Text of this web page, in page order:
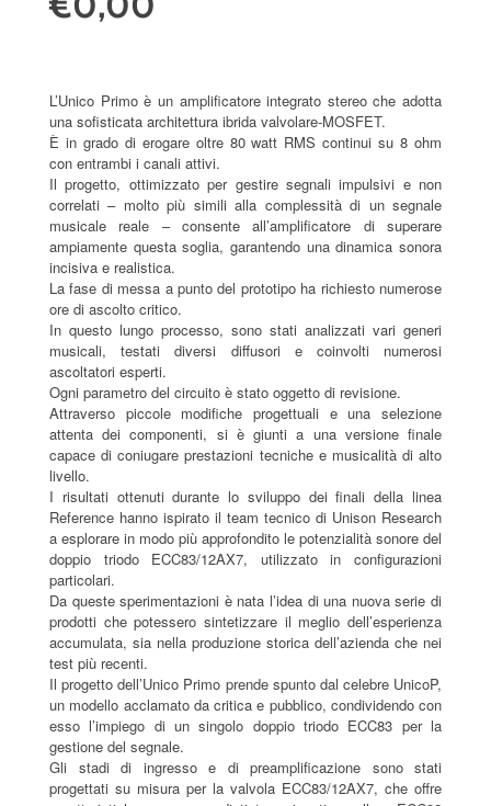
L’Unico Primo è un amplificatore integrato stereo che adotta
una sofisticata architettura ibrida valvolare-MOSFET.
È in grado di erogare oltre 80 watt RMS continui su 8 ohm
con entrambi i canali attivi.
Il progetto, ottimizzato per gestire segnali impulsivi e non
correlati – molto più simili alla complessità di un segnale
musicale reale – consente all’amplificatore di superare
ampiamente questa soglia, garantendo una dinamica sonora
incisiva e realistica.
La fase di messa a punto del prototipo ha richiesto numerose
ore di ascolto critico.
In questo lungo processo, sono stati analizzati vari generi
musicali, testati diversi diffusori e coinvolti numerosi
ascoltatori esperti.
Ogni parametro del circuito è stato oggetto di revisione.
Attraverso piccole modifiche progettuali e una selezione
attenta dei componenti, si è giunti a una versione finale
capace di coniugare prestazioni tecniche e musicalità di alto
livello.
I risultati ottenuti durante lo sviluppo dei finali della linea
Reference hanno ispirato il team tecnico di Unison Research
a esplorare in modo più approfondito le potenzialità sonore del
doppio triodo ECC83/12AX7, utilizzato in configurazioni
particolari.
Da queste sperimentazioni è nata l’idea di una nuova serie di
prodotti che potessero sintetizzare il meglio dell’esperienza
accumulata, sia nella produzione storica dell’azienda che nei
test più recenti.
Il progetto dell’Unico Primo prende spunto dal celebre UnicoP,
un modello acclamato da critica e pubblico, condividendo con
esso l’impiego di un singolo doppio triodo ECC83 per la
gestione del segnale.
Gli stadi di ingresso e di preamplificazione sono stati
progettati su misura per la valvola ECC83/12AX7, che offre